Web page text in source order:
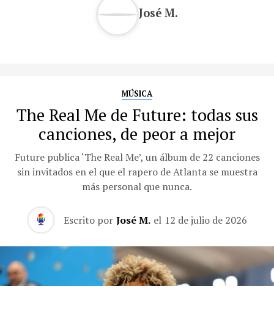
José M.
MÚSICA
The Real Me de Future: todas sus
canciones, de peor a mejor
Future publica ‘The Real Me’, un álbum de 22 canciones
sin invitados en el que el rapero de Atlanta se muestra
más personal que nunca.
Escrito por José M. el 12 de julio de 2026